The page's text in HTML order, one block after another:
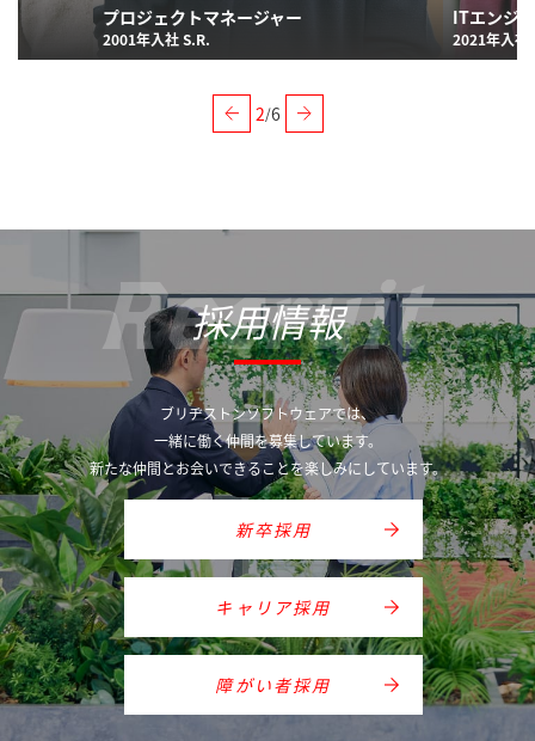
プロジェクトマネージャー
2001年入社 S.R.
ITエンジ
2021年入社
2/6
採用情報
Recruit
ブリヂストンソフトウェアでは、
一緒に働く仲間を募集しています。
新たな仲間とお会いできることを楽しみにしています。
新卒採用
キャリア採用
障がい者採用